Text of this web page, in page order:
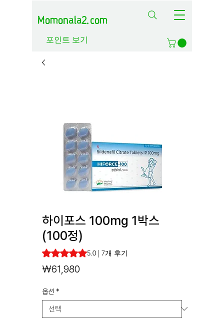
Momonala2.com
포인트 보기
하이포스 100mg 1박스
(100정)
7개의 후기 기준 5점 만점 중 5.0점
5.0 | 7개 후기
₩61,980
옵션 *